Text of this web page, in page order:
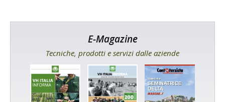
E-Magazine
Tecniche, prodotti e servizi dalle aziende